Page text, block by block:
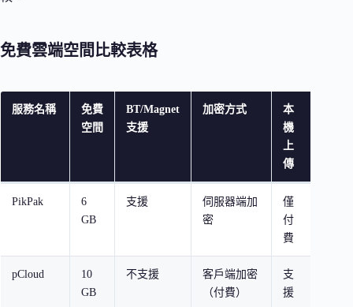
免費雲端空間比較表格
服務名稱
免費
空間
BT/Magnet
支援
加密方式
本
機
上
傳
PikPak
6
GB
支援
伺服器端加
密
僅
付
費
pCloud
10
GB
不支援
客戶端加密
（付費）
支
援